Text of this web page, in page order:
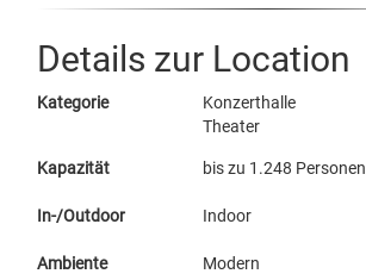
Details zur Location
Kategorie
Konzerthalle
Theater
Kapazität bis zu 1.248 Personen
In-/Outdoor Indoor
Ambiente Modern